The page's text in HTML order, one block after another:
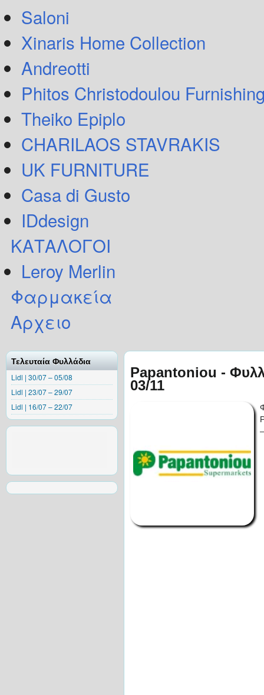
Saloni
Xinaris Home Collection
Andreotti
Phitos Christodoulou
Theiko Epiplo
CHARILAOS STAVRAKIS
UK FURNITURE
Casa di Gusto
IDdesign
ΚΑΤΑΛΟΓΟΙ
Leroy Merlin
Φαρμακεία
Αρχειο
Τελευταία Φυλλάδια
Lidl | 30/07 – 05/08
Lidl | 23/07 – 29/07
Lidl | 16/07 – 22/07
Papantoniou -
03/11